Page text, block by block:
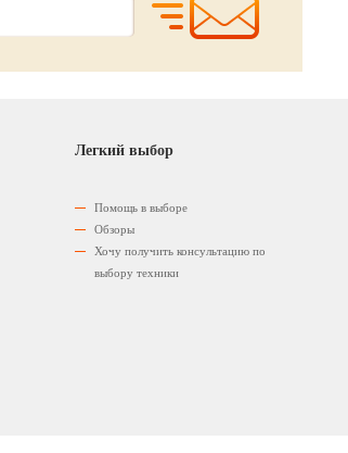
Легкий выбор
Помощь в выборе
Обзоры
Хочу получить консультацию по
выбору техники